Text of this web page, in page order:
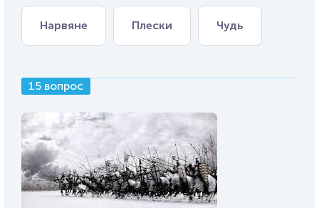
Нарвяне Плески Чудь
15 вопрос